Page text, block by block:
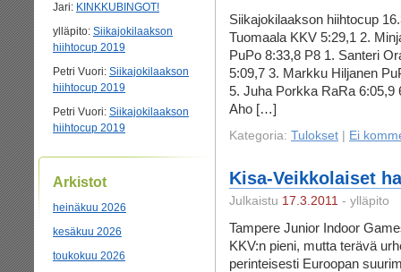
Jari: KINKKUBINGOT!
ylläpito: Siikajokilaakson
hiihtocup 2019
Petri Vuori: Siikajokilaakson
hiihtocup 2019
Petri Vuori: Siikajokilaakson
hiihtocup 2019
Arkistot
heinäkuu 2026
kesäkuu 2026
toukokuu 2026
Siikajokilaakson hiihtocup
Tuomaala KKV 5:29,1 2.
PuPo 8:33,8 P8 1. Santeri
5:09,7 3. Markku Hiljanen
5. Juha Porkka RaRa 6:05,9
Aho […]
Kategoria: Tulokset Ei
Kisa-Veikkolaiset
Julkaistu 17.3.2011 - ylläpito
Tampere Junior Indoor
KKV:n pieni, mutta terävä
perinteisesti Euroopan